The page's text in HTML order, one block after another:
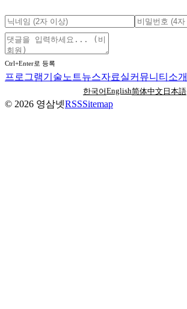
Ctrl+Enter로 등록
프로그램기술노트뉴스자료실커뮤니티 소개
한국어English简体中文 日本語
© 2026 영삼넷RSSSitemap